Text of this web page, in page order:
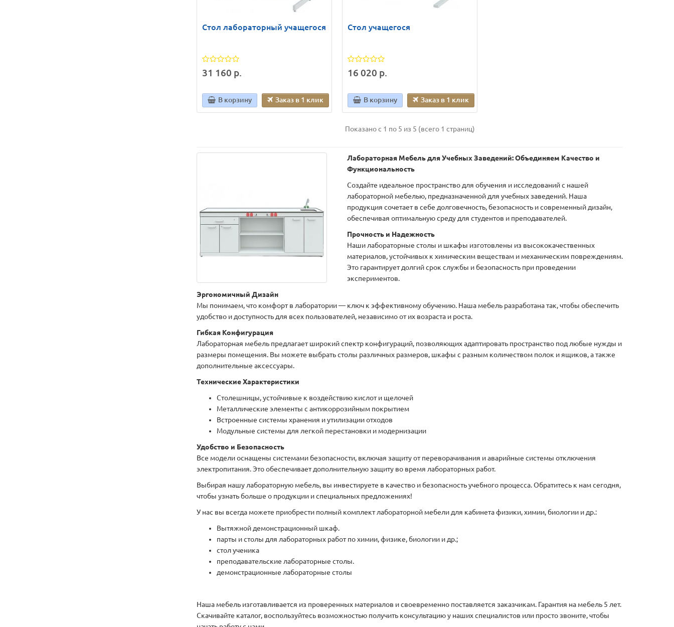
Стол лабораторный учащегося
31 160 р.
В корзину Заказ в 1 клик
Стол учащегося
16 020 р.
В корзину Заказ в 1 клик
Показано с 1 по 5 из 5 (всего 1 страниц)
Лабораторная Мебель для Учебных Заведений: Объединяем Качество и
Функциональность
Создайте идеальное пространство для обучения и исследований с нашей
лабораторной мебелью, предназначенной для учебных заведений. Наша
продукция сочетает в себе долговечность, безопасность и современный дизайн,
обеспечивая оптимальную среду для студентов и преподавателей.
Прочность и Надежность
Наши лабораторные столы и шкафы изготовлены из высококачественных
материалов, устойчивых к химическим веществам и механическим повреждениям.
Это гарантирует долгий срок службы и безопасность при проведении
экспериментов.
Эргономичный Дизайн
Мы понимаем, что комфорт в лаборатории — ключ к эффективному обучению. Наша мебель разработана так, чтобы обеспечить
удобство и доступность для всех пользователей, независимо от их возраста и роста.
Гибкая Конфигурация
Лабораторная мебель предлагает широкий спектр конфигураций, позволяющих адаптировать пространство под любые нужды и
размеры помещения. Вы можете выбрать столы различных размеров, шкафы с разным количеством полок и ящиков, а также
дополнительные аксессуары.
Технические Характеристики
Столешницы, устойчивые к воздействию кислот и щелочей
Металлические элементы с антикоррозийным покрытием
Встроенные системы хранения и утилизации отходов
Модульные системы для легкой перестановки и модернизации
Удобство и Безопасность
Все модели оснащены системами безопасности, включая защиту от переворачивания и аварийные системы отключения
электропитания. Это обеспечивает дополнительную защиту во время лабораторных работ.
Выбирая нашу лабораторную мебель, вы инвестируете в качество и безопасность учебного процесса. Обратитесь к нам сегодня,
чтобы узнать больше о продукции и специальных предложениях!
У нас вы всегда можете приобрести полный комплект лабораторной мебели для кабинета физики, химии, биологии и др.:
Вытяжной демонстрационный шкаф.
парты и столы для лабораторных работ по химии, физике, биологии и др.;
­стол ученика
­преподавательские лабораторные столы.
демонстрационные лабораторные столы
Наша мебель изготавливается из проверенных материалов и своевременно поставляется заказчикам. Гарантия на мебель 5 лет.
Скачивайте каталог, воспользуйтесь возможностью получить консультацию у наших специалистов или просто звоните, чтобы